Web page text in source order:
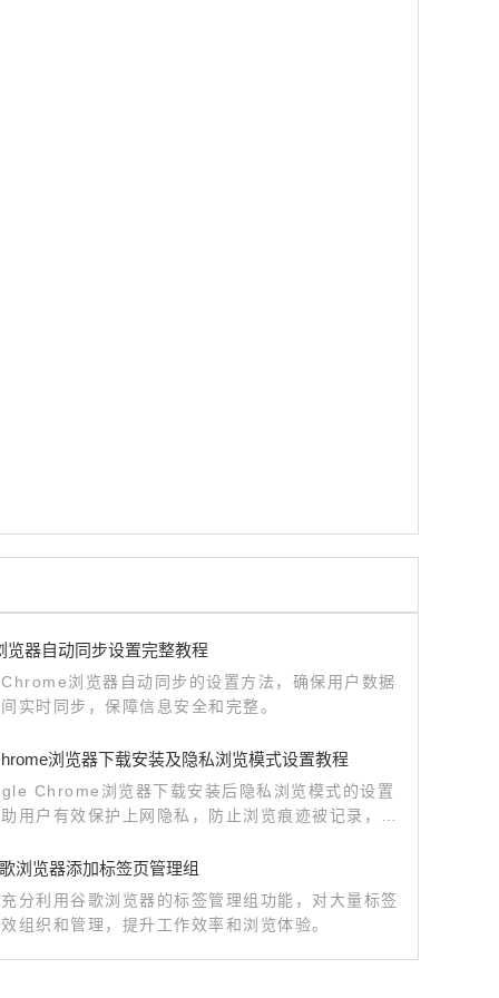
览器自动同步设置完整教程
浏览器自动同步的设置方法，确保用户数据
实时同步，保障信息安全和完整。
浏览器下载安装及隐私浏览模式设置教程
Chrome浏览器下载安装后隐私浏览模式的设置
用户有效保护上网隐私，防止浏览痕迹被记录，提
浏览器添加标签页管理组
分利用谷歌浏览器的标签管理组功能，对大量标签
组织和管理，提升工作效率和浏览体验。